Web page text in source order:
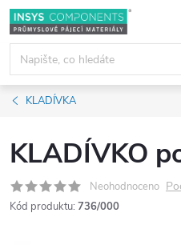
Přejít
na
obsah
KLADÍVKA
KLADÍVKO
Neohodnoceno
Kód produktu: 736/000